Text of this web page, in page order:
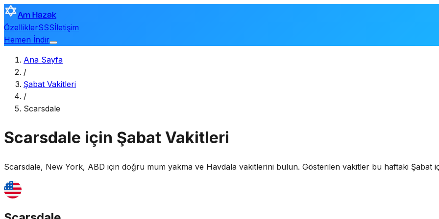
Am Hazak
ÖzelliklerSSSİletişim
Hemen İndir
Ana Sayfa
/
Şabat Vakitleri
/
Scarsdale
Scarsdale için Şabat Vakitleri
Scarsdale, New York, ABD için doğru mum yakma ve Havdala vakitlerini bulun. Gösterilen vakitler bu haftaki Şabat